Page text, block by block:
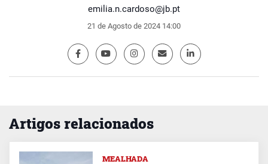
emilia.n.cardoso@jb.pt
21 de Agosto de 2024 14:00
Artigos relacionados
MEALHADA